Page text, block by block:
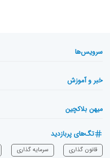
سرویس‌ها
خبر و آموزش
میهن بلاکچین
تگ‌های پربازدید
قانون گذاری سرمایه‌ گذاری